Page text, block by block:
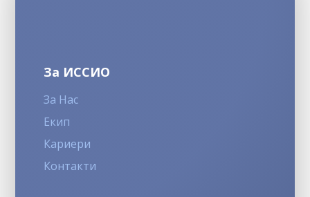
За ИССИО
За Нас
Екип
Кариери
Контакти